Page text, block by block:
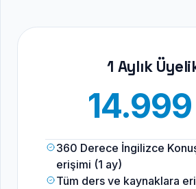
1 Aylık
360 Derece İngilizce
erişimi (1 ay)
Tüm ders ve kaynaklara